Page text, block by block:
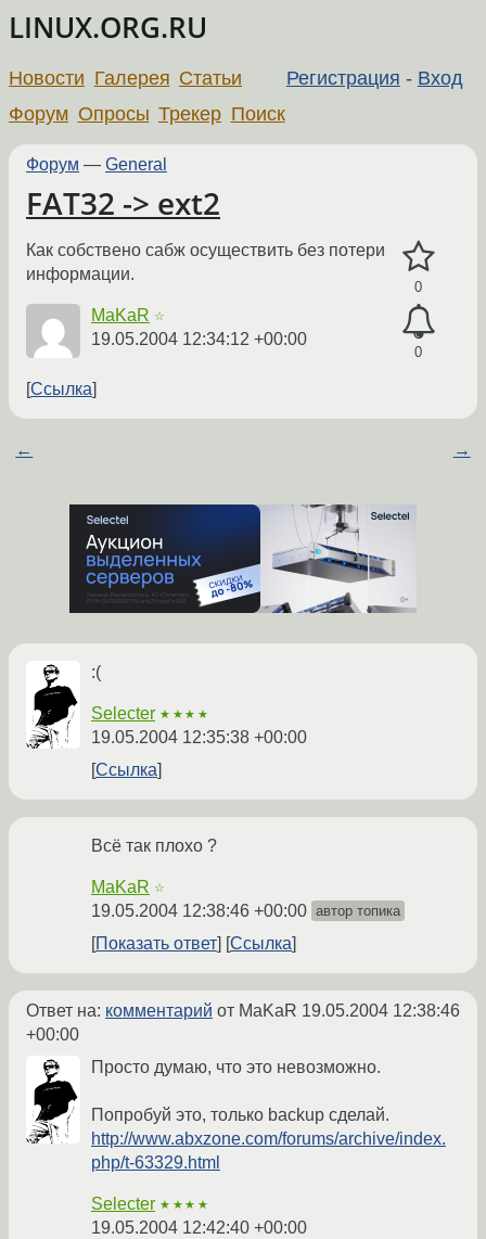
LINUX.ORG.RU
Регистрация - Вход
Новости Галерея Статьи
Форум Опросы Трекер Поиск
Форум — General
FAT32 -> ext2
0
0
Как собствено сабж осуществить без потери
информации.
MaKaR ☆
19.05.2004 12:34:12 +00:00
Ссылка
← →
:(
Selecter ★★★★
19.05.2004 12:35:38 +00:00
Ссылка
Всё так плохо ?
MaKaR ☆
19.05.2004 12:38:46 +00:00 автор топика
Показать ответ Ссылка
Ответ на: комментарий от MaKaR 19.05.2004 12:38:46
+00:00
Просто думаю, что это невозможно.
Попробуй это, только backup сделай.
http://www.abxzone.com/forums/archive/index.
php/t-63329.html
Selecter ★★★★
19.05.2004 12:42:40 +00:00